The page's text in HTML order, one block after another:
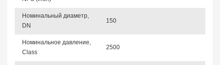
Номинальный диаметр,
DN
150
Номинальное давление,
Class
2500